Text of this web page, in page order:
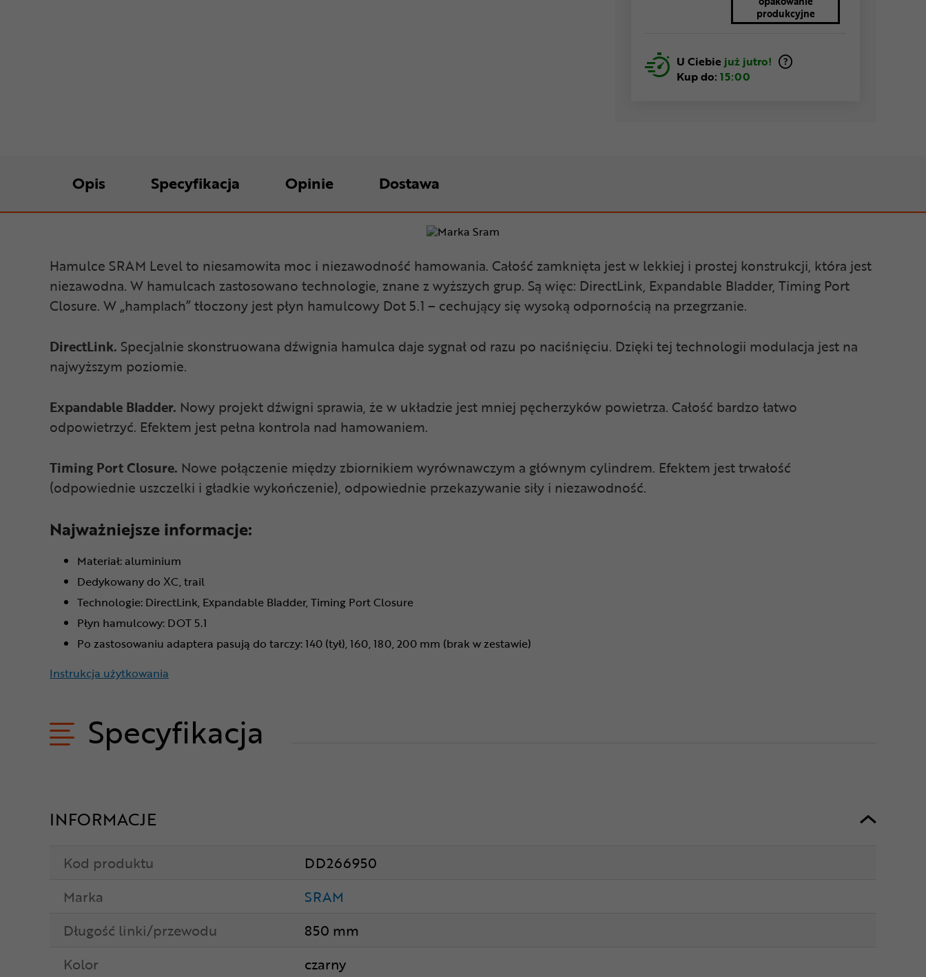
produkcyjne
U Ciebie już jutro!
Kup do: 15:00
Opis Specyfikacja Opinie Dostawa
Hamulce SRAM Level to niesamowita moc i niezawodność hamowania. Całość zamknięta jest w lekkiej i prostej konstrukcji, która jest
niezawodna. W hamulcach zastosowano technologie, znane z wyższych grup. Są więc: DirectLink, Expandable Bladder, Timing Port
Closure. W „hamplach” tłoczony jest płyn hamulcowy Dot 5.1 – cechujący się wysoką odpornością na przegrzanie.
DirectLink. Specjalnie skonstruowana dźwignia hamulca daje sygnał od razu po naciśnięciu. Dzięki tej technologii modulacja jest na
najwyższym poziomie.
Expandable Bladder. Nowy projekt dźwigni sprawia, że w układzie jest mniej pęcherzyków powietrza. Całość bardzo łatwo
odpowietrzyć. Efektem jest pełna kontrola nad hamowaniem.
Timing Port Closure. Nowe połączenie między zbiornikiem wyrównawczym a głównym cylindrem. Efektem jest trwałość
(odpowiednie uszczelki i gładkie wykończenie), odpowiednie przekazywanie siły i niezawodność.
Najważniejsze informacje:
Materiał: aluminium
Dedykowany do XC, trail
Technologie: DirectLink, Expandable Bladder, Timing Port Closure
Płyn hamulcowy: DOT 5.1
Po zastosowaniu adaptera pasują do tarczy: 140 (tył), 160, 180, 200 mm (brak w zestawie)
Instrukcja użytkowania
Specyfikacja
INFORMACJE
Kod produktu
DD266950
Marka
SRAM
Długość linki/przewodu
850 mm
Kolor
czarny